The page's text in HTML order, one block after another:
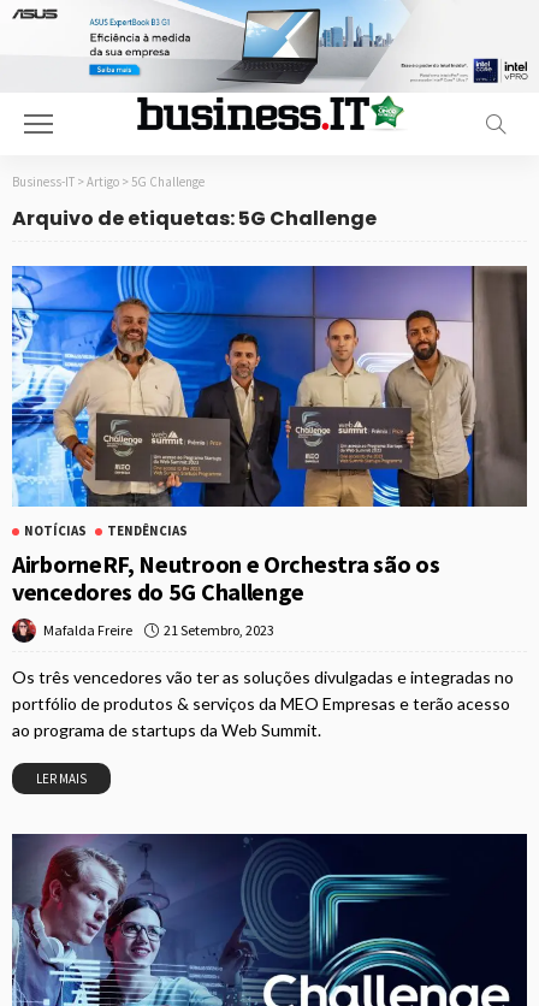
Business-IT > Artigo > 5G Challenge
Arquivo de etiquetas: 5G Challenge
NOTÍCIAS TENDÊNCIAS
AirborneRF, Neutroon e Orchestra são os
vencedores do 5G Challenge
Mafalda Freire 21 Setembro, 2023
Os três vencedores vão ter as soluções divulgadas e integradas no
portfólio de produtos & serviços da MEO Empresas e terão acesso
ao programa de startups da Web Summit.
LER MAIS